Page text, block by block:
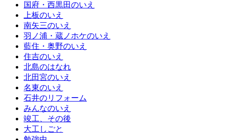
国府・西黒田のいえ
上板のいえ
南矢三のいえ
羽ノ浦・蔵ノホケのいえ
藍住・奥野のいえ
住吉のいえ
北島のはなれ
北田宮のいえ
名東のいえ
石井のリフォーム
みんなのいえ
竣工、その後
大工しごと